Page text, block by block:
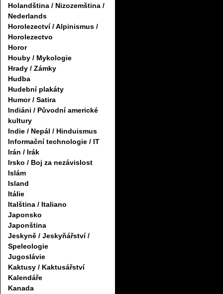
Holandština / Nizozemština /
Nederlands
Horolezectví / Alpinismus /
Horolezectvo
Horor
Houby / Mykologie
Hrady / Zámky
Hudba
Hudební plakáty
Humor / Satira
Indiáni / Původní americké
kultury
Indie / Nepál / Hinduismus
Informační technologie / IT
Irán / Irák
Irsko / Boj za nezávislost
Islám
Island
Itálie
Italština / Italiano
Japonsko
Japonština
Jeskyně / Jeskyňářství /
Speleologie
Jugoslávie
Kaktusy / Kaktusářství
Kalendáře
Kanada